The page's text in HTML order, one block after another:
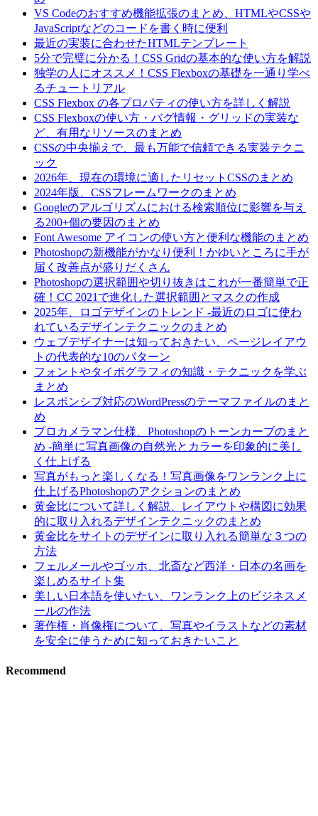
VS Codeのおすすめ機能拡張のまとめ、HTMLやCSSや
JavaScriptなどのコードを書く時に便利
最近の実装に合わせたHTMLテンプレート
5分で完璧に分かる！CSS Gridの基本的な使い方を解説
独学の人にオススメ！CSS Flexboxの基礎を一通り学べ
るチュートリアル
CSS Flexbox の各プロパティの使い方を詳しく解説
CSS Flexboxの使い方・バグ情報・グリッドの実装な
ど、有用なリソースのまとめ
CSSの中央揃えで、最も万能で信頼できる実装テクニ
ック
2026年、現在の環境に適したリセットCSSのまとめ
2024年版、CSSフレームワークのまとめ
Googleのアルゴリズムにおける検索順位に影響を与え
る200+個の要因のまとめ
Font Awesome アイコンの使い方と便利な機能のまとめ
Photoshopの新機能がかなり便利！かゆいところに手が
届く改善点が盛りだくさん
Photoshopの選択範囲や切り抜きはこれが一番簡単で正
確！CC 2021で進化した選択範囲とマスクの作成
2025年、ロゴデザインのトレンド -最近のロゴに使わ
れているデザインテクニックのまとめ
ウェブデザイナーは知っておきたい、ページレイアウ
トの代表的な10のパターン
フォントやタイポグラフィの知識・テクニックを学ぶ
まとめ
レスポンシブ対応のWordPressのテーマファイルのまと
め
プロカメラマン仕様、Photoshopのトーンカーブのまと
め -簡単に写真画像の自然光とカラーを印象的に美し
く仕上げる
写真がもっと楽しくなる！写真画像をワンランク上に
仕上げるPhotoshopのアクションのまとめ
黄金比について詳しく解説、レイアウトや構図に効果
的に取り入れるデザインテクニックのまとめ
黄金比をサイトのデザインに取り入れる簡単な３つの
方法
フェルメールやゴッホ、北斎など西洋・日本の名画を
楽しめるサイト集
美しい日本語を使いたい、ワンランク上のビジネスメ
ールの作法
著作権・肖像権について、写真やイラストなどの素材
を安全に使うために知っておきたいこと
Recommend